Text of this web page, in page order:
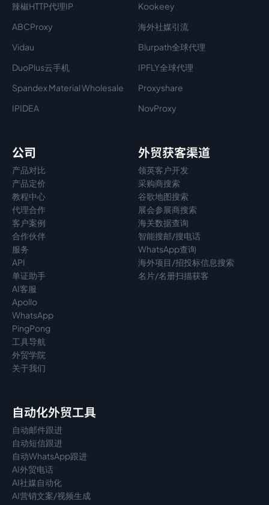
辣椒HTTP代理IP
Kookeey
ABCProxy
海外社媒引流
Vidau
Blurpath全球代理
DuoPlus云手机
IPFLY全球代理
Spandex Material Wholesale​
Proxyshare
IPIDEA
NovProxy
公司
产品对比
产品定价
教程中心
代理合作
客户案例
合作伙伴
服务
API
单证助手
AI客服
Apollo
WhatsApp
PingPong
工具导航
外贸学院
关于我们
外贸获客渠道
领英客户开发
采购商搜索
谷歌地图搜索
展会参展商搜索
海关数据查询
智能搜邮/搜电话
WhatsApp查询
海外项目/招投标信息搜索
名片/名册扫描获客
自动化外贸工具
自动邮件跟进
自动短信跟进
自动WhatsApp跟进
AI外贸电话
AI社媒自动化
AI营销文案/视频生成